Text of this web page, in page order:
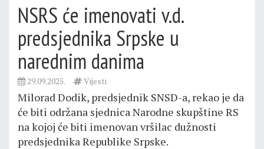
NSRS će imenovati v.d.
predsjednika Srpske u
narednim danima
29.09.2025. Vijesti
Milorad Dodik, predsjednik SNSD-a, rekao je da
će biti održana sjednica Narodne skupštine RS
na kojoj će biti imenovan vršilac dužnosti
predsjednika Republike Srpske.